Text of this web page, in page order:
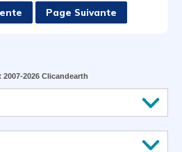
Page Suivante
2026 Clicandearth